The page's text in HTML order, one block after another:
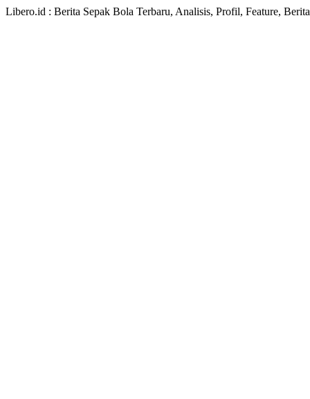
Libero.id : Berita Sepak Bola Terbaru, Analisis, Profil, Feature,